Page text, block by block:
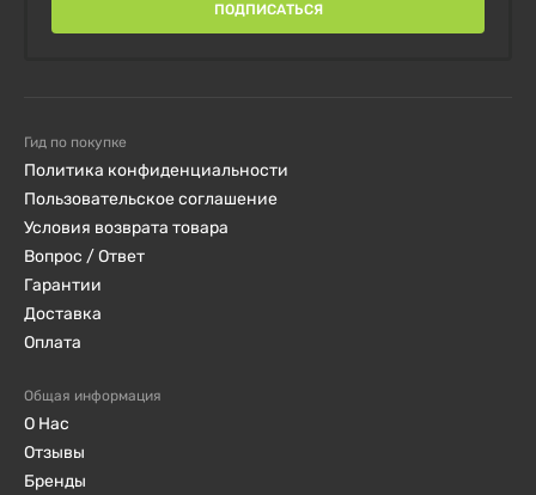
ПОДПИСАТЬСЯ
Гид по покупке
Политика конфиденциальности
Пользовательское соглашение
Условия возврата товара
Вопрос / Ответ
Гарантии
Доставка
Оплата
Общая информация
О Нас
Отзывы
Бренды